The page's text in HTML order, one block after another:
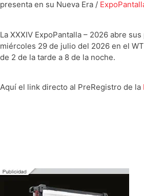
presenta en su Nueva Era /
La XXXIV ExpoPantalla – 2026 abre
miércoles 29 de julio del 2026 en el
de 2 de la tarde a 8 de la noche.
Aquí el link directo al PreRegistro de la